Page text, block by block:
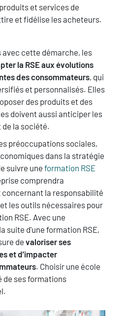
et services de
et fidélise les acheteurs.
cette démarche, les
la RSE aux évolutions
des consommateurs, qui
et personnalisés. Elles
des produits et des
doivent aussi anticiper les
la société.
préoccupations sociales,
dans la stratégie
suivre une formation RSE
comprendra
la responsabilité
les outils nécessaires pour
RSE. Avec une
suite d'une formation RSE,
de valoriser ses
et d'impacter
. Choisir une école
de ses formations